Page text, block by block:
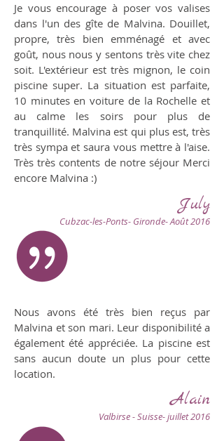
Je vous encourage à poser vos valises
dans l'un des gîte de Malvina. Douillet,
propre, très bien emménagé et avec
goût, nous nous y sentons très vite chez
soit. L'extérieur est très mignon, le coin
piscine super. La situation est parfaite,
10 minutes en voiture de la Rochelle et
au calme les soirs pour plus de
tranquillité. Malvina est qui plus est, très
très sympa et saura vous mettre à l'aise.
Très très contents de notre séjour Merci
encore Malvina :)
July
Cubzac-les-Ponts- Gironde- Août 2016
Nous avons été très bien reçus par
Malvina et son mari. Leur disponibilité a
également été appréciée. La piscine est
sans aucun doute un plus pour cette
location.
Alain
Valbirse - Suisse- juillet 2016